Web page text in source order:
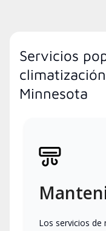
Servicios
Minnesota
Los servicios de